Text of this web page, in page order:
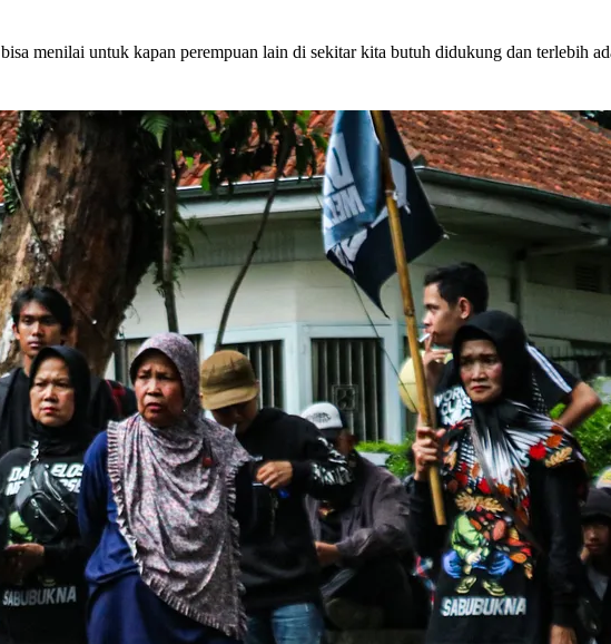
menilai untuk kapan perempuan lain di sekitar kita butuh didukung dan terlebih